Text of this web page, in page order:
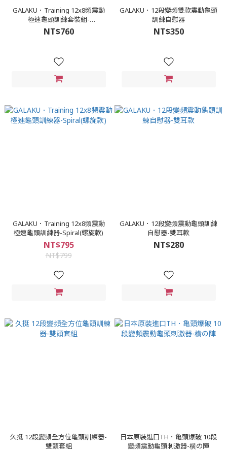
GALAKU．Training 12x8頻震動
極速龜頭訓練套裝組-
PleasureMaxl(螺紋款+螺旋款)
NT$760
GALAKU．12段變頻雙款震動龜頭
訓練自慰器
NT$350
GALAKU．Training 12x8頻震動
極速龜頭訓練器-Spiral(螺旋款)
NT$795
NT$799
GALAKU．12段變頻震動龜頭訓練
自慰器-雙耳款
NT$280
久挺 12段變頻全方位龜頭訓練器-
雙頭套組
日本原裝進口TH．亀頭爆破 10段
變頻震動龜頭刺激器-横の陣